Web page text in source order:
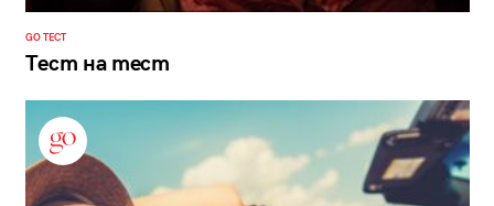
GO ТЕСТ
Тест на тест